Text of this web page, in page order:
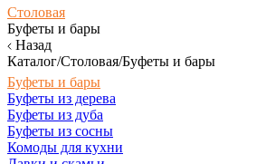
Столовая
Буфеты и бары
Назад
Каталог/Столовая/Буфеты и бары
Буфеты и бары
Буфеты из дерева
Буфеты из дуба
Буфеты из сосны
Комоды для кухни